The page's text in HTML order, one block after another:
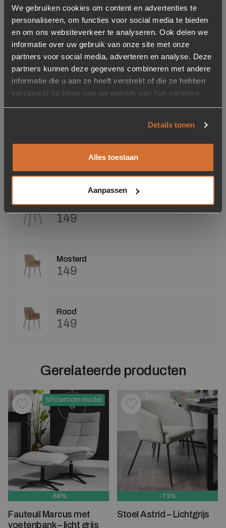
We gebruiken cookies om content en advertenties te
personaliseren, om functies voor social media te bieden
en om ons websiteverkeer te analyseren. Ook delen we
informatie over uw gebruik van onze site met onze
partners voor social media, adverteren en analyse. Deze
partners kunnen deze gegevens combineren met andere
informatie die u aan ze heeft verstrekt of die ze hebben
verzameld op basis van uw gebruik van hun services.
Details tonen
Alles toestaan
Aanpassen
Furniture Care Oravilt 40
stuks – 22mm
Op voorraad
Beige
149
Mosterd
149
Rood
149
Gerelateerde producten
Showroom model
Toevoegen aan verlanglijstje
Verwijderen van verlanglijst
-58%
Fauteuil Marcus met
voetenbank – licht grijs
Toevoegen aan
Verwijderen van verlanglijst
-73%
Stoel Astrid – Lichtgrijs